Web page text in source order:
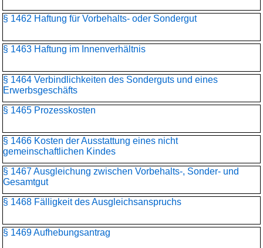
§ 1462 Haftung für Vorbehalts- oder Sondergut
§ 1463 Haftung im Innenverhältnis
§ 1464 Verbindlichkeiten des Sonderguts und eines
Erwerbsgeschäfts
§ 1465 Prozesskosten
§ 1466 Kosten der Ausstattung eines nicht
gemeinschaftlichen Kindes
§ 1467 Ausgleichung zwischen Vorbehalts-, Sonder- und
Gesamtgut
§ 1468 Fälligkeit des Ausgleichsanspruchs
§ 1469 Aufhebungsantrag